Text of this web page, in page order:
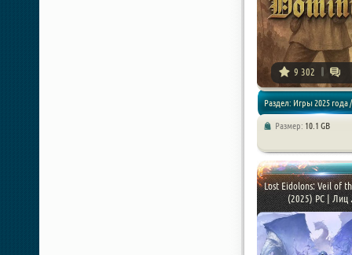
9 302
Раздел: Игры 2025 года /
Размер: 10.1 GB
Lost Eidolons: Veil of
(2025) PC | Лиц